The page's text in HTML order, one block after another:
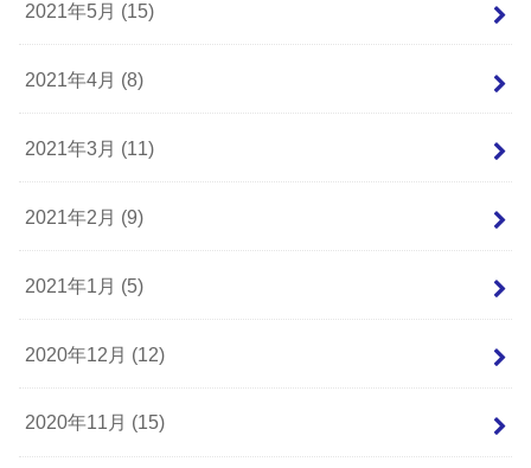
2021年5月 (15)
2021年4月 (8)
2021年3月 (11)
2021年2月 (9)
2021年1月 (5)
2020年12月 (12)
2020年11月 (15)